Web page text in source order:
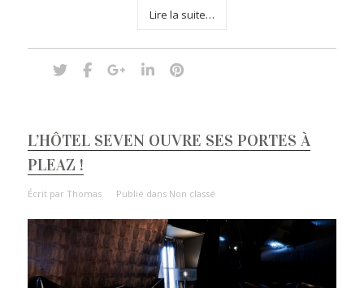
Lire la suite…
L’HÔTEL SEVEN OUVRE SES PORTES À
PLEAZ !
Écrit par Thomas Publié dans Non classé